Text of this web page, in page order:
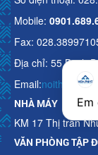
Mobile:
Fax:
Địa chỉ: 55 Bạch
Email:
NHÀ MÁY
KM 17 Thị trấn
VĂN PHÒNG TẬP